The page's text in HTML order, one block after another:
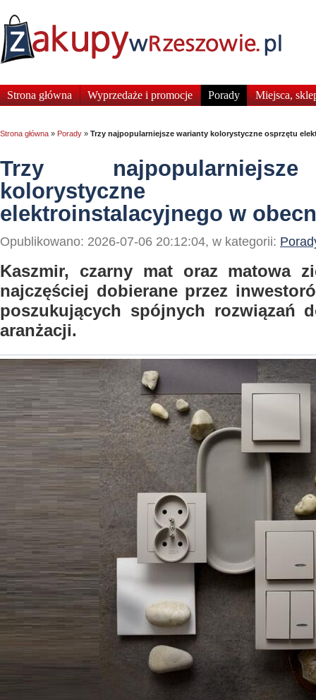
Strona główna Wyprzedaże i promocje Porady Miejsca,
Strona główna » Porady » Trzy najpopularniejsze warianty kolorystyczne osprzętu
Trzy
kolorystyczne
elektroinstalacyjnego w
Opublikowano: 2026-07-06 20:12:04, w kategorii:
Kaszmir, czarny mat oraz matowa
najczęściej dobierane przez
poszukujących spójnych rozwiązań
aranżacji.